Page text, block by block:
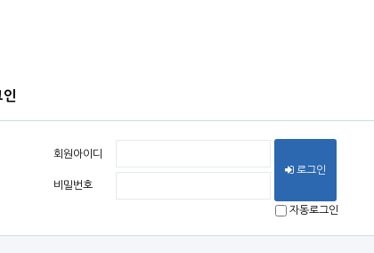
인
회원아이디
비밀번호
로그인
자동로그인